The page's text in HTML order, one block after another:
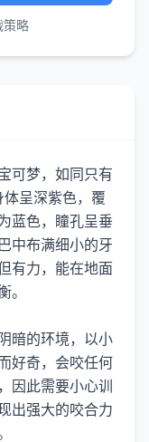
策略
可梦，如同只有
呈深紫色，覆
蓝色，瞳孔呈垂
中布满细小的牙
有力，能在地面
。
暗的环境，以小
好奇，会咬任何
因此需要小心训
出强大的咬合力